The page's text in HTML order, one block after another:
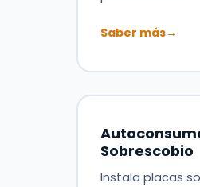
Saber más→
Sobrescobio
Instala placas